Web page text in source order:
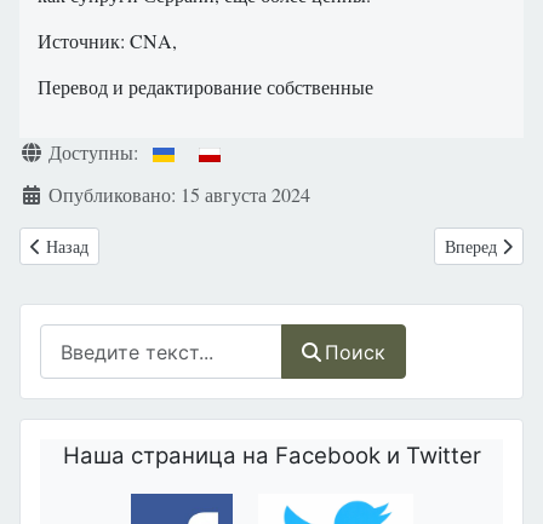
Поиск
Наша страница на Facebook и Twitter
Источник: CNA,
Перевод и редактирование собственные
Информация о материале
Доступны:
Опубликовано: 15 августа 2024
Предыдущий: Великобритания. Врачей обязали спрашивать
Назад Следующий:
Вперед